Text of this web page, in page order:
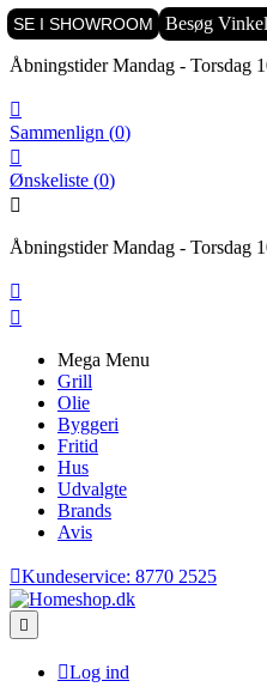

Åbningstider Mandag - Torsdag

Sammenlign (0)

Ønskeliste (0)

Åbningstider Mandag - Torsdag


Mega Menu
Grill
Olie
Byggeri
Fritid
Hus
Udvalgte
Brands
Avis
Kundeservice: 8770 2525

Log ind
SE I SHOWROOM Besøg